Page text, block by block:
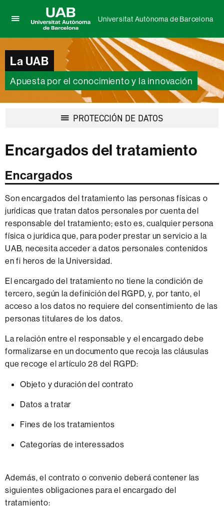
aquí
para
desplegar
el
menú
de
Autònoma
de
Universitat Autònoma de Barcelona
La UAB
Apuesta por el conocimiento y la innovación
PROTECCIÓN DE DATOS
Encargados del tratamiento
Encargados
Son encargados del tratamiento las personas físicas o
jurídicas que tratan datos personales por cuenta del
responsable del tratamiento; esto es, cualquier persona
física o jurídica que, para poder prestar un servicio a la
UAB, necesita acceder a datos personales contenidos
en fi heros de la Universidad.
El encargado del tratamiento no tiene la condición de
tercero, según la definición del RGPD, y, por tanto, el
acceso a los datos no requiere del consentimiento de las
personas titulares de los datos.
La relación entre el responsable y el encargado debe
formalizarse en un documento que recoja las cláusulas
que recoge el artículo 28 del RGPD:
Objeto y duración del contrato
Datos a tratar
Fines de los tratamientos
Categorías de interessados
Además, el contrato o convenio deberá contener las
siguientes obligaciones para el encargado del
tratamiento: